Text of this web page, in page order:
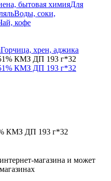
бытовая химияДля
Воды, соки,
кофе
Горчица, хрен, аджика
КМЗ ДП 193 г*32
КМЗ ДП 193 г*32
магазина и может